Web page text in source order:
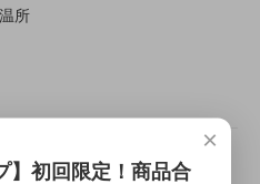
所
×
】初回限定！商品合